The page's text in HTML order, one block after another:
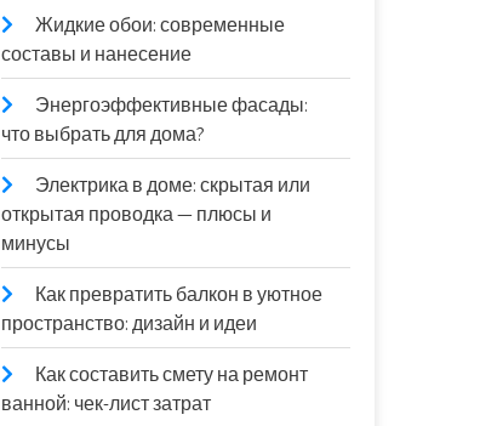
Жидкие обои: современные
составы и нанесение
Энергоэффективные фасады:
что выбрать для дома?
Электрика в доме: скрытая или
открытая проводка — плюсы и
минусы
Как превратить балкон в уютное
пространство: дизайн и идеи
Как составить смету на ремонт
ванной: чек-лист затрат